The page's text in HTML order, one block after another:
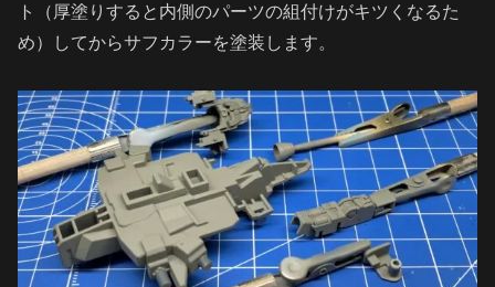
ト（厚塗りすると内側のパーツの組付けがキツくなるた
め）してからサフカラーを塗装します。